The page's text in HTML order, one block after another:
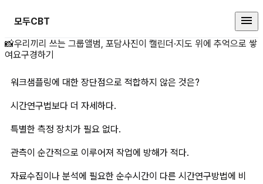
모두CBT
워크샘플링에 대한 장단점으로 적
📸우리끼리 쓰는 그룹앨범, 포담사진이 캘린더·지도 위에 추억으로 쌓
여요구경하기
워크샘플링에 대한 장단점으로 적합하지 않은 것은?
시간연구법보다 더 자세하다.
특별한 측정 장치가 필요 없다.
관측이 순간적으로 이루어져 작업에 방해가 적다.
자료수집이나 분석에 필요한 순수시간이 다른 시간연구방법에 비